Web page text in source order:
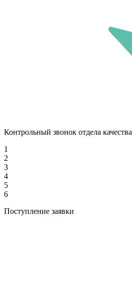
Контрольный звонок отдела качества
1
2
3
4
5
6
Поступление заявки